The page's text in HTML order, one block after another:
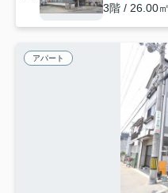
3階 / 26.00
アパート